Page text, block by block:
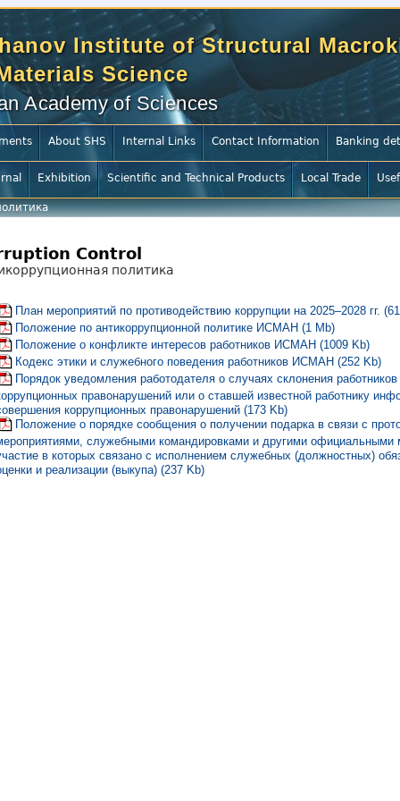
Institute of Structural
Science
Academy of Sciences
About SHS Internal Links Contact Information Banking
Exhibition Scientific and Technical Products Local Trade
Control
политика
План мероприятий по противодействию коррупции на 2025–2028 гг.
Положение по антикоррупционной политике ИСМАН (1 Mb)
Положение о конфликте интересов работников ИСМАН (1009 Kb)
Кодекс этики и служебного поведения работников ИСМАН (252 Kb)
Порядок уведомления работодателя о случаях склонения
правонарушений или о ставшей известной работнику
коррупционных правонарушений (173 Kb)
Положение о порядке сообщения о получении подарка в связи с
служебными командировками и другими официальными
в которых связано с исполнением служебных (должностных)
и реализации (выкупа) (237 Kb)